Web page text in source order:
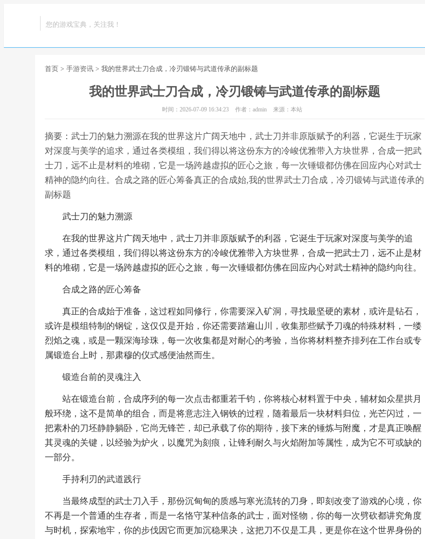
您的游戏宝典，关注我！
首页 > 手游资讯 > 我的世界武士刀合成，冷刃锻铸与武道传承的副标题
我的世界武士刀合成，冷刃锻铸与武道传承的副标题
时间：2026-07-09 16:34:23 作者：admin 来源：本站
摘要：武士刀的魅力溯源在我的世界这片广阔天地中，武士刀并非原版赋予的利器，它诞生于玩家
对深度与美学的追求，通过各类模组，我们得以将这份东方的冷峻优雅带入方块世界，合成一把武
士刀，远不止是材料的堆砌，它是一场跨越虚拟的匠心之旅，每一次锤锻都仿佛在回应内心对武士
精神的隐约向往。合成之路的匠心筹备真正的合成始,我的世界武士刀合成，冷刃锻铸与武道传承的
副标题
武士刀的魅力溯源
在我的世界这片广阔天地中，武士刀并非原版赋予的利器，它诞生于玩家对深度与美学的追
求，通过各类模组，我们得以将这份东方的冷峻优雅带入方块世界，合成一把武士刀，远不止是材
料的堆砌，它是一场跨越虚拟的匠心之旅，每一次锤锻都仿佛在回应内心对武士精神的隐约向往。
合成之路的匠心筹备
真正的合成始于准备，这过程如同修行，你需要深入矿洞，寻找最坚硬的素材，或许是钻石，
或许是模组特制的钢锭，这仅仅是开始，你还需要踏遍山川，收集那些赋予刀魂的特殊材料，一缕
烈焰之魂，或是一颗深海珍珠，每一次收集都是对耐心的考验，当你将材料整齐排列在工作台或专
属锻造台上时，那肃穆的仪式感便油然而生。
锻造台前的灵魂注入
站在锻造台前，合成序列的每一次点击都重若千钧，你将核心材料置于中央，辅材如众星拱月
般环绕，这不是简单的组合，而是将意志注入钢铁的过程，随着最后一块材料归位，光芒闪过，一
把素朴的刀坯静静躺卧，它尚无锋芒，却已承载了你的期待，接下来的锤炼与附魔，才是真正唤醒
其灵魂的关键，以经验为炉火，以魔咒为刻痕，让锋利耐久与火焰附加等属性，成为它不可或缺的
一部分。
手持利刃的武道践行
当最终成型的武士刀入手，那份沉甸甸的质感与寒光流转的刀身，即刻改变了游戏的心境，你
不再是一个普通的生存者，而是一名恪守某种信条的武士，面对怪物，你的每一次劈砍都讲究角度
与时机，探索地牢，你的步伐因它而更加沉稳果决，这把刀不仅是工具，更是你在这个世界身份的